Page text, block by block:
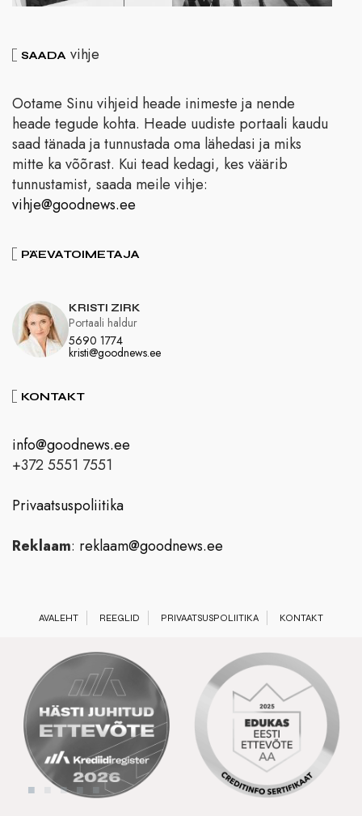
SAADA vihje
Ootame Sinu vihjeid heade inimeste ja nende
heade tegude kohta. Heade uudiste portaali kaudu
saad tänada ja tunnustada oma lähedasi ja miks
mitte ka võõrast. Kui tead kedagi, kes väärib
tunnustamist, saada meile vihje:
vihje@goodnews.ee
PÄEVATOIMETAJA
KRISTI ZIRK
5690 1774
kristi@goodnews.ee
Portaali haldur
KONTAKT
info@goodnews.ee
+372 5551 7551
Privaatsuspoliitika
Reklaam: reklaam@goodnews.ee
AVALEHT REEGLID PRIVAATSUSPOLIITIKA KONTAKT